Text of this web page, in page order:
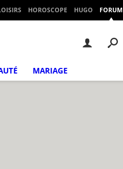
HOROSCOPE HUGO FORUM
MARIAGE